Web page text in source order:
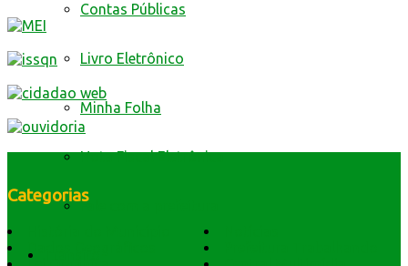
Contas Públicas
Livro Eletrônico
Minha Folha
Nota Fiscal Eletrônica
Fale com a prefeitura
Categorias